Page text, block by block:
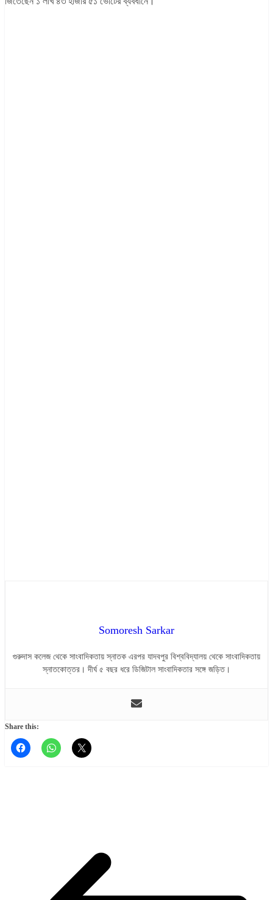
Somoresh Sarkar
গুরুদাস কলেজ থেকে সাংবাদিকতায় স্নাতক এরপর যাদবপুর বিশ্ববিদ্যালয় থেকে সাংবাদিকতায়
স্নাতকোত্তর। দীর্ঘ ৫ বছর ধরে ডিজিটাল সাংবাদিকতার সঙ্গে জড়িত।
Share this: